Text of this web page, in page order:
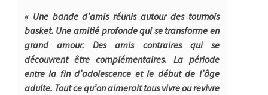
« Une bande d’amis réunis autour des tournois
basket. Une amitié profonde qui se transforme en
grand amour. Des amis contraires qui se
découvrent être complémentaires. La période
entre la fin d’adolescence et le début de l’âge
adulte. Tout ce qu’on aimerait tous vivre ou revivre